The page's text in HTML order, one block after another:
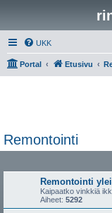
UKK
Portal Etusivu
Remontointi
Remontointi
Kaipaatko vinkkiä
Aiheet: 5292